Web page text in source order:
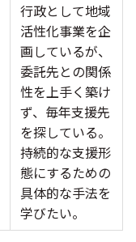
行政として地域
活性化事業を企
画しているが、
委託先との関係
性を上手く築け
ず、毎年支援先
を探している。
持続的な支援形
態にするための
具体的な手法を
学びたい。